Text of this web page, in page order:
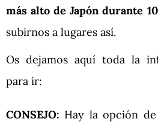
más alto de Japón durante
subirnos a lugares así.
Os dejamos aquí toda la
para ir:
CONSEJO: Hay la opción